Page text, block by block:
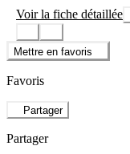
Voir la fiche détaillée
Mettre en favoris
Favoris
Partager
Partager